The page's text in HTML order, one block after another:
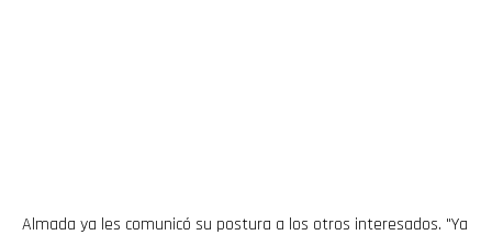
Almada ya les comunicó su postura a los otros interesados. "Ya